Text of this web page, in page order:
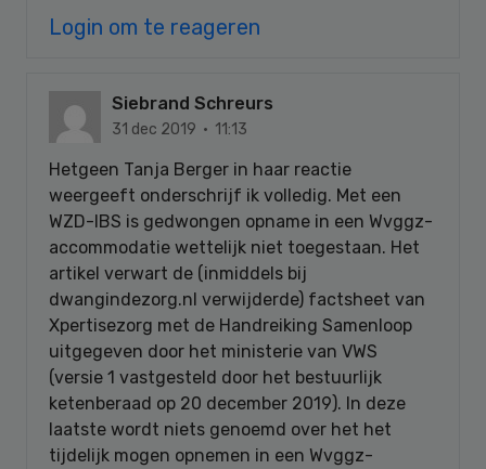
Login om te reageren
Siebrand Schreurs
31 dec 2019 · 11:13
Hetgeen Tanja Berger in haar reactie
weergeeft onderschrijf ik volledig. Met een
WZD-IBS is gedwongen opname in een Wvggz-
accommodatie wettelijk niet toegestaan. Het
artikel verwart de (inmiddels bij
dwangindezorg.nl verwijderde) factsheet van
Xpertisezorg met de Handreiking Samenloop
uitgegeven door het ministerie van VWS
(versie 1 vastgesteld door het bestuurlijk
ketenberaad op 20 december 2019). In deze
laatste wordt niets genoemd over het het
tijdelijk mogen opnemen in een Wvggz-